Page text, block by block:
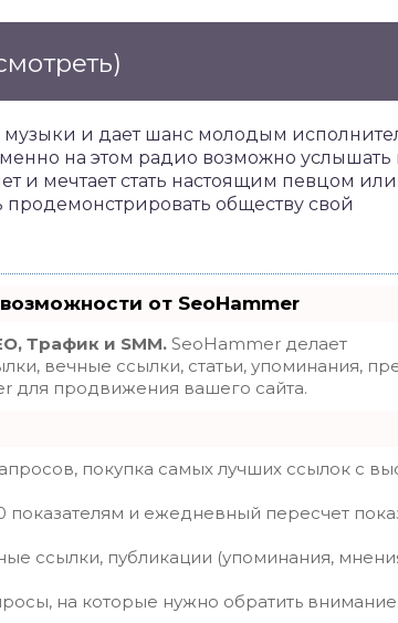
и дает шанс молодым
на этом радио возможно услышать
и мечтает стать настоящим певцом или
обществу свой
от SeoHammer
Трафик и SMM. SeoHammer делает
вечные ссылки, статьи, упоминания,
для продвижения вашего сайта.
покупка самых лучших ссылок с
и ежедневный пересчет
ссылки, публикации (упоминания,
на которые нужно обратить внимание.